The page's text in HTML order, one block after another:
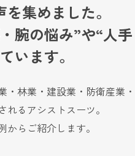
集めました。
腕の悩み”や“人手
います。
林業・建設業・防衛産業・
るアシストスーツ。
らご紹介します。